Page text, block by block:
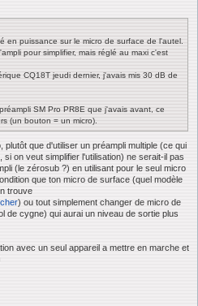
en puissance sur le micro de surface de l'autel.
pour simplifier, mais réglé au maxi c'est
CQ18T jeudi dernier, j'avais mis 30 dB de
SM Pro PR8E que j'avais avant, ce
(un bouton = un micro).
que d'utiliser un préampli multiple (ce qui
on veut simplifier l'utilisation) ne serait-il pas
(le zérosub ?) en utilisant pour le seul micro
que ton micro de surface (quel modèle
trouve
) ou tout simplement changer de micro de
de cygne) qui aurai un niveau de sortie plus
avec un seul appareil a mettre en marche et